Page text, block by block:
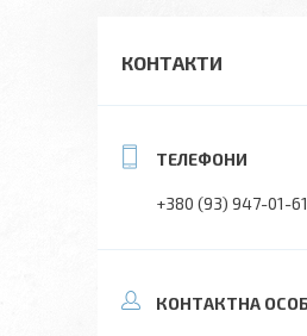
КОНТАКТИ
+380 (93) 947-01-61